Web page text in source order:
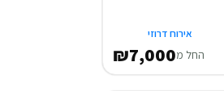
אירוח דרוזי
החל מ₪7,000